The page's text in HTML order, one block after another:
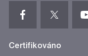
Certifikováno